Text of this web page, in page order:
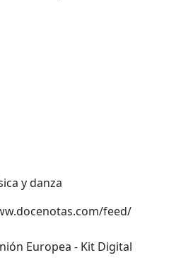
y danza
feed/